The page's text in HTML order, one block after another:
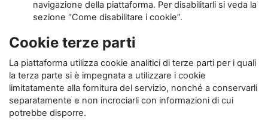
navigazione della piattaforma. Per disabilitarli si veda la
sezione “Come disabilitare i cookie”.
Cookie terze parti
La piattaforma utilizza cookie analitici di terze parti per i quali
la terza parte si è impegnata a utilizzare i cookie
limitatamente alla fornitura del servizio, nonché a conservarli
separatamente e non incrociarli con informazioni di cui
potrebbe disporre.